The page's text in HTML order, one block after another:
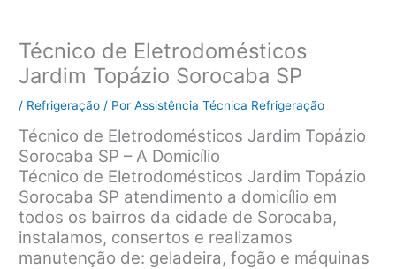
Técnico de Eletrodomésticos
Jardim Topázio Sorocaba SP
/ Refrigeração / PorAssistência Técnica Refrigeração
Técnico de Eletrodomésticos Jardim Topázio
Sorocaba SP – A Domicílio
Técnico de Eletrodomésticos Jardim Topázio
Sorocaba SP atendimento a domicílio em
todos os bairros da cidade de Sorocaba,
instalamos, consertos e realizamos
manutenção de: geladeira, fogão e máquinas